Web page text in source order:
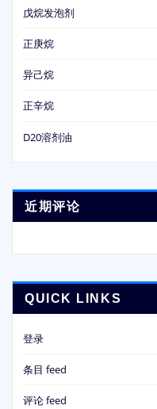
戊烷发泡剂
正庚烷
异己烷
正辛烷
D20溶剂油
近期评论
QUICK LINKS
登录
条目 feed
评论 feed